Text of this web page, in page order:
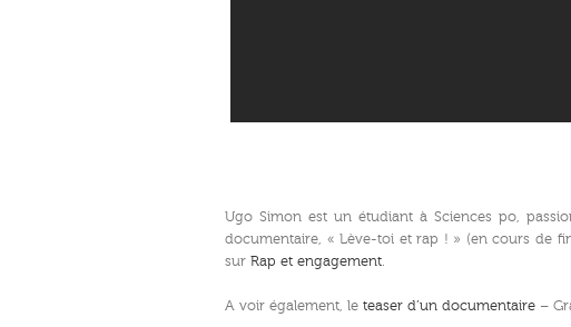
Ugo Simon est un étudiant à Sciences po,
documentaire, « Lève-toi et rap ! » (en cours de
sur Rap et engagement.
A voir également, le teaser d’un documentaire –